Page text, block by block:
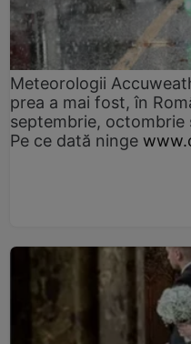
Meteorologii
prea a mai fost, în
septembrie, octombrie
Pe ce dată ninge